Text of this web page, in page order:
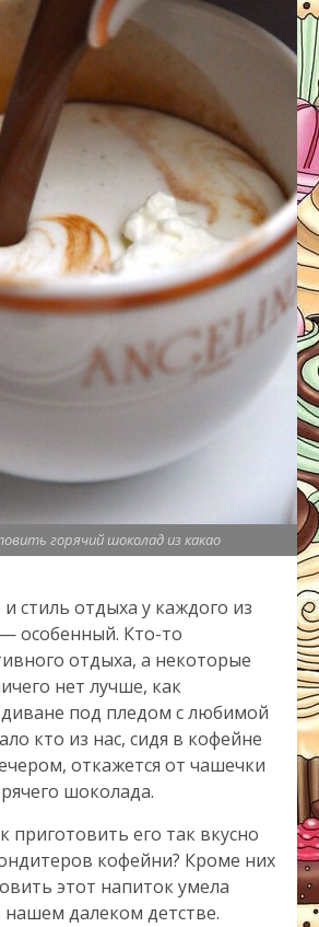
горячий шоколад из какао
стиль отдыха у каждого из
особенный. Кто-то
отдыха, а некоторые
нет лучше, как
диване под пледом с любимой
кто из нас, сидя в кофейне
откажется от чашечки
шоколада.
его так вкусно
кофейни? Кроме них
этот напиток умела
далеком детстве.